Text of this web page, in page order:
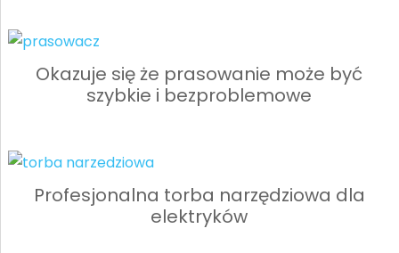
Okazuje się że prasowanie może być
szybkie i bezproblemowe
Profesjonalna torba narzędziowa dla
elektryków